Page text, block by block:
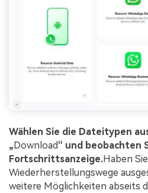
Wählen Sie die Dateitypen
„ Download“ und beobachten
Fortschrittsanzeige.Haben
Wiederherstellungswege
weitere Möglichkeiten abseits